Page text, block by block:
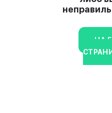
НА